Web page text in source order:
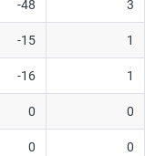
-48 3
-15 1
-16 1
0 0
0 0